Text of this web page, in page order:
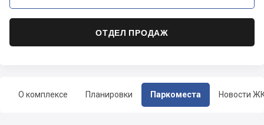
О комплексе Планировки Паркоместа Новости
ОТДЕЛ ПРОДАЖ